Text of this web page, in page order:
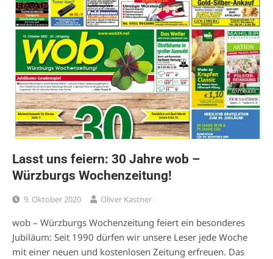
Lasst uns feiern: 30 Jahre wob –
Würzburgs Wochenzeitung!
9. Oktober 2020 Oliver Kastner
wob – Würzburgs Wochenzeitung feiert ein besonderes
Jubiläum: Seit 1990 dürfen wir unsere Leser jede Woche
mit einer neuen und kostenlosen Zeitung erfreuen. Das